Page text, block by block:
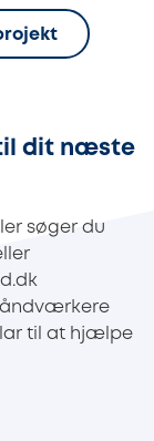
dit næste
søger du
til at hjælpe